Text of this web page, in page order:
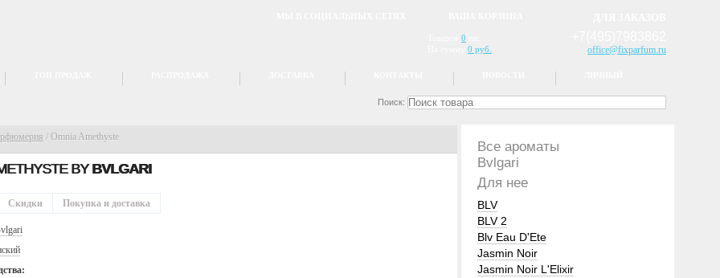
office@fixparfum.ru
0
0 руб.
Поиск:
/ Omnia Amethyste
BYBVLGARI
Скидки Покупка и доставка
Все ароматы
Bvlgari
Для нее
BLV
BLV 2
Blv Eau D'Ete
Jasmin Noir
Jasmin Noir L'Elixir